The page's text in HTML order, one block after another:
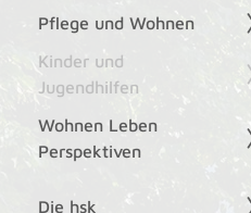
Pflege und Wohnen
Kinder und
Jugendhilfen
Wohnen Leben
Perspektiven
Die hsk